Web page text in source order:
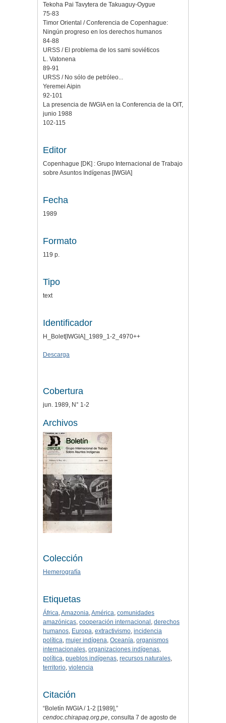
Tekoha Pai Tavytera de Takuaguy-Oygue
75-83
Timor Oriental / Conferencia de Copenhague:
Ningún progreso en los derechos humanos
84-88
URSS / El problema de los sami soviéticos
L. Vatonena
89-91
URSS / No sólo de petróleo...
Yeremei Aipin
92-101
La presencia de IWGIA en la Conferencia de la OIT,
junio 1988
102-115
Editor
Copenhague [DK] : Grupo Internacional de Trabajo
sobre Asuntos Indígenas [IWGIA]
Fecha
1989
Formato
119 p.
Tipo
text
Identificador
H_Bolet[IWGIA]_1989_1-2_4970++
Descarga
Cobertura
jun. 1989, N° 1-2
Archivos
Colección
Hemerografía
Etiquetas
África,Amazonia,América, comunidades
amazónicas, cooperación internacional , derechos
humanos, Europa, extractivismo, incidencia
política, mujer indígena, Oceanía, organismos
internacionales, organizaciones indígenas,
política, pueblos indígenas, recursos naturales,
territorio, violencia
Citación
“Boletín IWGIA / 1-2 [1989],”
cendoc.chirapaq.org.pe, consulta 7 de agosto de